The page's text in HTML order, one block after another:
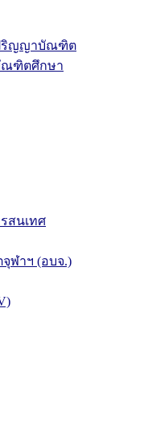
ริญญาบัณฑิต
ณฑิตศึกษา
สนเทศ
ฬาฯ (อบจ.)